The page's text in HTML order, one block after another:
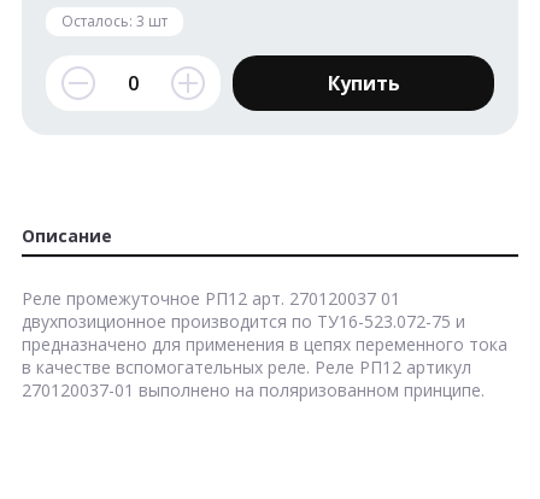
Осталось: 3 шт
Купить
Описание
Реле промежуточное РП12 арт. 270120037 01
двухпозиционное производится по ТУ16-523.072-75 и
предназначено для применения в цепях переменного тока
в качестве вспомогательных реле. Реле РП12 артикул
270120037-01 выполнено на поляризованном принципе.